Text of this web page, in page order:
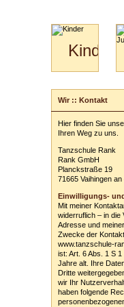
Kinder
Kids
&
Kiga-
Kids
3-
Wir :: Kontakt
Hier finden Sie
Ihren Weg zu uns.
Tanzschule Rank
Rank GmbH
Planckstraße 19
71665 Vaihingen an
Einwilligungs-
Mit meiner
widerruflich – in die
Adresse und
Zwecke der
www.tanzschule-
ist: Art. 6 Abs. 1 S
Jahre alt. Ihre
Dritte
wir Ihr
haben folgende